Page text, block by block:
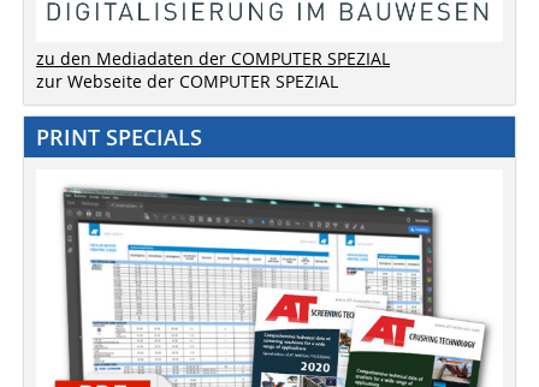
zu den Mediadaten der COMPUTER SPEZIAL
zur Webseite der COMPUTER SPEZIAL
PRINT SPECIALS